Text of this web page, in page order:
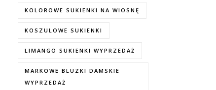
KOLOROWE SUKIENKI NA WIOSNĘ
KOSZULOWE SUKIENKI
LIMANGO SUKIENKI WYPRZEDAŻ
MARKOWE BLUZKI DAMSKIE
WYPRZEDAŻ